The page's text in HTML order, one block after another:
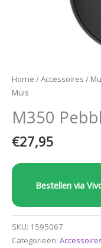
Home /Accessoires /
Muis
M350
€27,95
Bestellen via
SKU: 1595067
Categorieën: